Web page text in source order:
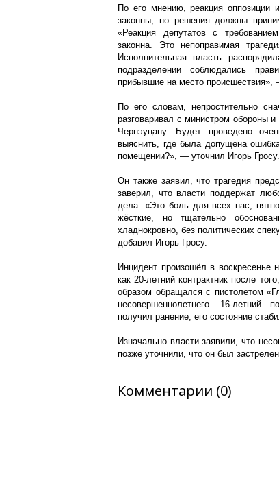
По его мнению, реакция оппозиции
законны, но решения должны
«Реакция депутатов с
законна. Это непоправимая
Исполнительная власть
подразделении соблюдались
прибывшие на место происшествия»,
По его словам, непростительно
разговаривал с министром обороны
Чернэуцану. Будет проведено
выяснить, где была допущена
помещении?», — уточнил Игорь Гросу.
Он также заявил, что трагедия
заверил, что власти поддержат
дела. «Это боль для всех нас,
жёсткие, но тщательно
хладнокровно, без политических
добавил Игорь Гросу.
Инцидент произошёл в воскресенье
как 20-летний контрактник после
образом обращался с пистолетом
несовершеннолетнего. 16-летний
получил ранение, его состояние
Изначально власти заявили, что
позже уточнили, что он был
Комментарии (0)